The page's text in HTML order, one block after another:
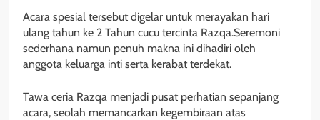
Acara spesial tersebut digelar untuk merayakan hari
ulang tahun ke 2 Tahun cucu tercinta Razqa.Seremoni
sederhana namun penuh makna ini dihadiri oleh
anggota keluarga inti serta kerabat terdekat.
Tawa ceria Razqa menjadi pusat perhatian sepanjang
acara, seolah memancarkan kegembiraan atas